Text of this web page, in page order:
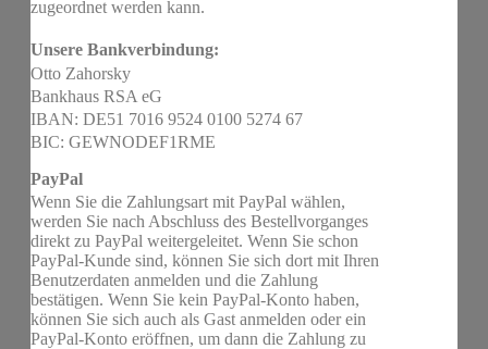
zugeordnet werden kann.
Unsere Bankverbindung:
Otto Zahorsky
Bankhaus RSA eG
IBAN: DE51 7016 9524 0100 5274 67
BIC: GEWNODEF1RME
PayPal
Wenn Sie die Zahlungsart mit PayPal wählen,
werden Sie nach Abschluss des Bestellvorganges
direkt zu PayPal weitergeleitet. Wenn Sie schon
PayPal-Kunde sind, können Sie sich dort mit Ihren
Benutzerdaten anmelden und die Zahlung
bestätigen. Wenn Sie kein PayPal-Konto haben,
können Sie sich auch als Gast anmelden oder ein
PayPal-Konto eröffnen, um dann die Zahlung zu